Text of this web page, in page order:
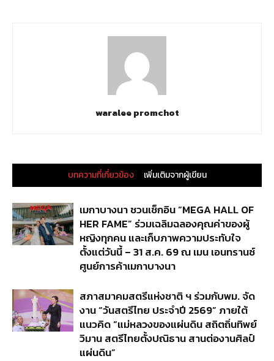
waralee promchot
บทความที่เกี่ยวข้อง เพิ่มเติมจากผู้เขียน
เมกาบางนา ชวนเช็กอิน “MEGA HALL OF
HER FAME” ร่วมเฉลิมฉลองคุณค่าของผู้
หญิงทุกคน และเก็บภาพความประทับใจ
ตั้งแต่วันนี้ – 31 ส.ค. 69 ณ เมน เอนทรานซ์
ศูนย์การค้าเมกาบางนา
สภาสมาคมสตรีแห่งชาติ ฯ ร่วมกับพม. จัด
งาน “วันสตรีไทย ประจำปี 2569” ภายใต้
แนวคิด “แม่หลวงของแผ่นดิน สถิตถิ่นทิพย์
วิมาน สตรีไทยตั้งปณิธาน สานต่องานศิลป์
แผ่นดิน”